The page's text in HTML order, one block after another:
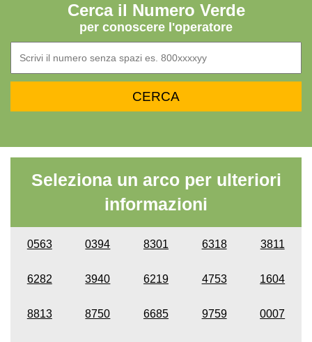
Cerca il Numero Verde
per conoscere l'operatore
Seleziona un arco per ulteriori
informazioni
0563 0394 8301 6318 3811
6282 3940 6219 4753 1604
8813 8750 6685 9759 0007